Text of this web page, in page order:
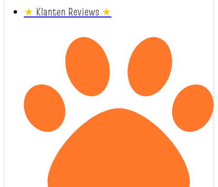
★ Klanten Reviews ★